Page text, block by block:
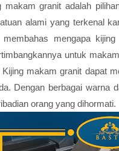
makam granit adalah
alami yang terkenal
mengapa
untuk
makam granit dapat
Dengan berbagai warna
orang yang dihormati.